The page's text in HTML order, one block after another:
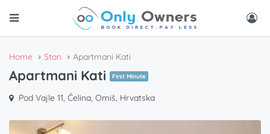
Home Stan Apartmani Kati
Apartmani Kati First Minute
Pod Vajle 11, Čelina, Omiš, Hrvatska